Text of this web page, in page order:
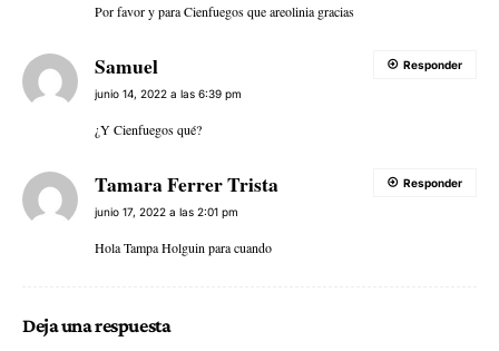
Por favor y para Cienfuegos que areolinia gracias
Samuel
junio 14, 2022 a las 6:39 pm
¿Y Cienfuegos qué?
Responder
Tamara Ferrer Trista
junio 17, 2022 a las 2:01 pm
Hola Tampa Holguin para cuando
Responder
Deja una respuesta